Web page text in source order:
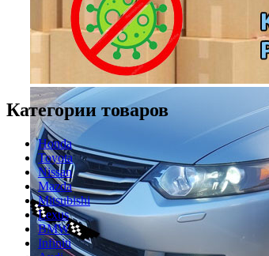
Категории товаров
Honda
Toyota
Nissan
Mazda
Mitsubishi
Lexus
BMW
Infiniti